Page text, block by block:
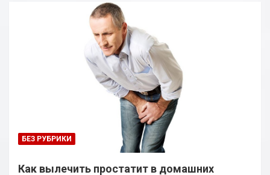
БЕЗ РУБРИКИ
Как вылечить простатит в домашних